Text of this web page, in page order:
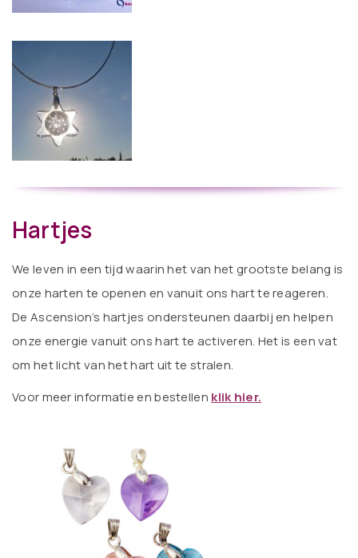
Hartjes
We leven in een tijd waarin het van het grootste belang is
onze harten te openen en vanuit ons hart te reageren.
De Ascension’s hartjes ondersteunen daarbij en helpen
onze energie vanuit ons hart te activeren. Het is een vat
om het licht van het hart uit te stralen.
Voor meer informatie en bestellen klik hier.